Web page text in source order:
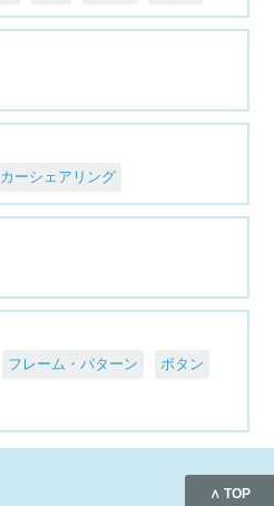
カーシェアリング
フレーム・パターン ボタン
∧ TOP